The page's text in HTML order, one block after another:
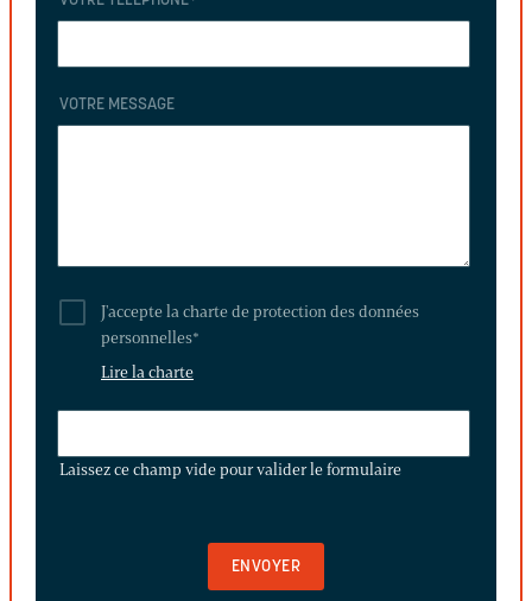
VOTRE MESSAGE
J'accepte la charte de protection des données
personnelles*
Lire la charte
CHAMP
Laissez ce champ vide pour valider le formulaire